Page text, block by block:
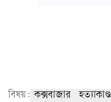
বিষয়: কক্সবাজার হত্যাকাণ্ড